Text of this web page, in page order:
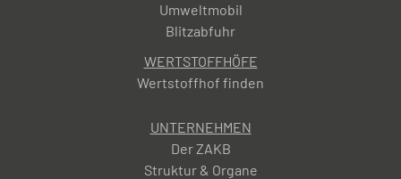
Umweltmobil
Blitzabfuhr
WERTSTOFFHÖFE
Wertstoffhof finden
UNTERNEHMEN
Der ZAKB
Struktur & Organe